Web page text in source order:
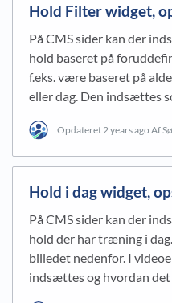
Hold Filter widget,
På CMS sider kan der
hold baseret på
f.eks. være baseret på
eller dag. Den indsættes
Opdateret 2 years ago Af
Hold i dag widget,
På CMS sider kan der
hold der har træning i
billedet nedenfor. I
indsættes og hvordan det